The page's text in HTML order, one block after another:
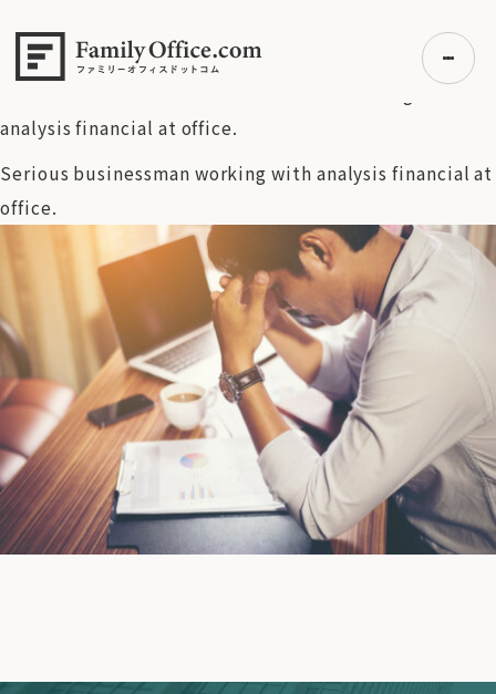
初めての方へ
事例紹介
エキスパート一覧
無料講座
コラム
利用者の声
無料ご相談 ログイン
絶対に知るべき投資信託の真実：信託報酬は安い方がいいと
analysis financial at office.
Serious businessman working with analysis financial at
office.